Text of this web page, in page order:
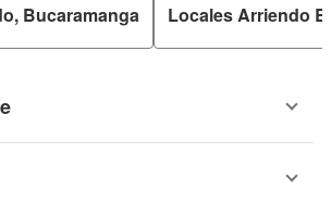
Bucaramanga Locales Arriendo